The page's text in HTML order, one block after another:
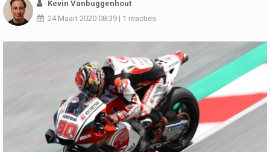
Kevin Vanbuggenhout
24 Maart 2020 08:39 | 1 reacties